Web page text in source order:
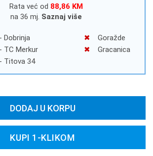
Rata već od 88,86 KM
na 36 mj. Saznaj više
Dobrinja
TC Merkur
Titova 34
Goražde
Gracanica
DODAJ U KORPU
KUPI 1-KLIKOM